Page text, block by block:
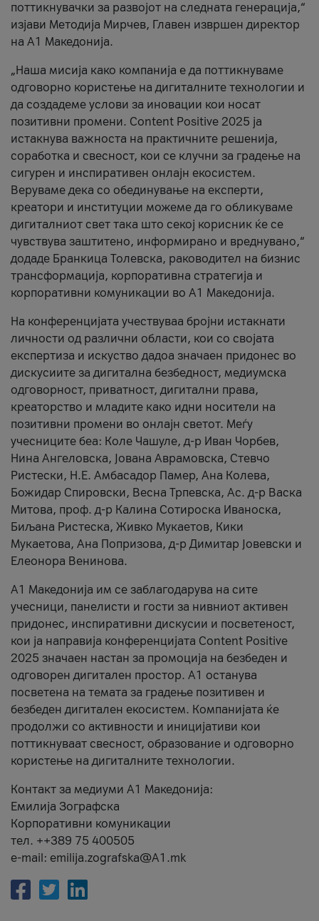
поттикнувачки за развојот на следната генерација,“
изјави Методија Мирчев, Главен извршен директор
на А1 Македонија.
„Наша мисија како компанија е да поттикнуваме
одговорно користење на дигиталните технологии и
да создадеме услови за иновации кои носат
позитивни промени. Content Positive 2025 ја
истакнува важноста на практичните решенија,
соработка и свесност, кои се клучни за градење на
сигурен и инспиративен онлајн екосистем.
Веруваме дека со обединување на експерти,
креатори и институции можеме да го обликуваме
дигиталниот свет така што секој корисник ќе се
чувствува заштитено, информирано и вреднувано,“
додаде Бранкица Толевска, раководител на бизнис
трансформација, корпоративна стратегија и
корпоративни комуникации во А1 Македонија.
На конференцијата учествуваа бројни истакнати
личности од различни области, кои со својата
експертиза и искуство дадоа значаен придонес во
дискусиите за дигитална безбедност, медиумска
одговорност, приватност, дигитални права,
креаторство и младите како идни носители на
позитивни промени во онлајн светот. Меѓу
учесниците беа: Коле Чашуле, д-р Иван Чорбев,
Нина Ангеловска, Јована Аврамовска, Стевчо
Ристески, Н.Е. Амбасадор Памер, Ана Колева,
Божидар Спировски, Весна Трпевска, Ас. д-р Васка
Митова, проф. д-р Калина Сотироска Иваноска,
Биљана Ристеска, Живко Мукаетов, Кики
Мукаетова, Ана Попризова, д-р Димитар Јовевски и
Елеонора Венинова.
А1 Македонија им се заблагодарува на сите
учесници, панелисти и гости за нивниот активен
придонес, инспиративни дискусии и посветеност,
кои ја направија конференцијата Content Positive
2025 значаен настан за промоција на безбеден и
одговорен дигитален простор. А1 останува
посветена на темата за градење позитивен и
безбеден дигитален екосистем. Компанијата ќе
продолжи со активности и иницијативи кои
поттикнуваат свесност, образование и одговорно
користење на дигиталните технологии.
Контакт за медиуми А1 Македонија:
Емилија Зографска
Корпоративни комуникации
тел. ++389 75 400505
e-mail: emilija.zografska@A1.mk